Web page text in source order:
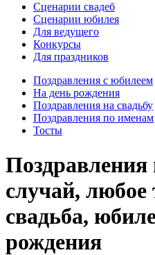
Сценарии свадеб
Сценарии юбилея
Для ведущего
Конкурсы
Для праздников
Поздравления с юбилеем
На день рождения
Поздравления на свадьбу
Поздравления по именам
Тосты
случай, любое
свадьба,
рождения